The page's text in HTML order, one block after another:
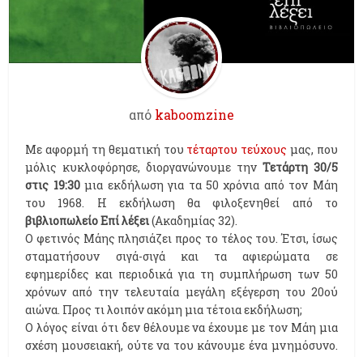
από kaboomzine
Mε αφορμή τη θεματική του τέταρτου τεύχους μας, που
μόλις κυκλοφόρησε, διοργανώνουμε τηνΤετάρτη 30/5
στις 19:30μια εκδήλωση για τα 50 χρόνια από τον Μάη
του 1968. Η εκδήλωση θα φιλοξενηθεί από το
βιβλιοπωλείο Επί λέξει(Ακαδημίας 32).
Ο φετινός Μάης πλησιάζει προς το τέλος του. Έτσι, ίσως
σταματήσουν σιγά-σιγά και τα αφιερώματα σε
εφημερίδες και περιοδικά για τη συμπλήρωση των 50
χρόνων από την τελευταία μεγάλη εξέγερση του 20ού
αιώνα. Προς τι λοιπόν ακόμη μια τέτοια εκδήλωση;
Ο λόγος είναι ότι δεν θέλουμε να έχουμε με τον Μάη μια
σχέση μουσειακή, ούτε να του κάνουμε ένα μνημόσυνο.